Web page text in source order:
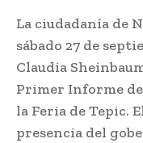
La ciudadanía de
sábado 27 de
Claudia
Primer Informe
la Feria de Tepic.
presencia del